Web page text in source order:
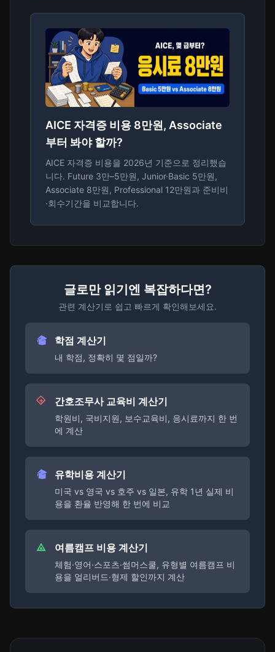
AICE 자격증 비용 8만원, Associate
부터 봐야 할까?
AICE 자격증 비용을 2026년 기준으로 정리했습
니다. Future 3만–5만원, Junior·Basic 5만원,
Associate 8만원, Professional 12만원과 준비비
·회수기간을 비교합니다.
글로만 읽기엔 복잡하다면?
관련 계산기로 쉽고 빠르게 확인해보세요.
학점 계산기
내 학점, 정확히 몇 점일까?
간호조무사 교육비 계산기
학원비, 국비지원, 보수교육비, 응시료까지 한 번
에 계산
유학비용 계산기
미국 vs 영국 vs 호주 vs 일본, 유학 1년 실제 비
용을 환율 반영해 한 번에 비교
여름캠프 비용 계산기
체험·영어·스포츠·썸머스쿨, 유형별 여름캠프 비
용을 얼리버드·형제 할인까지 계산